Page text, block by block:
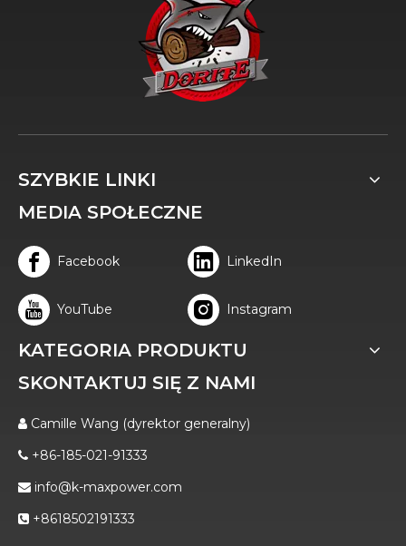
SZYBKIE LINKI
MEDIA SPOŁECZNE
Facebook LinkedIn
YouTube Instagram
KATEGORIA PRODUKTU
SKONTAKTUJ SIĘ Z NAMI
 Camille Wang (dyrektor generalny)
 +86-185-021-91333
 info@k-maxpower.com
 +8618502191333